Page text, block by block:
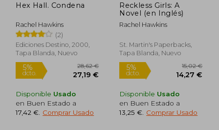
5%
dcto. 18,24 €
5%
dcto. 22,80
Hex Hall. Condena
Rachel Hawkins
(2)
Ediciones Destino, 2000,
Tapa Blanda, Nuevo
Disponible Usado
en Buen Estado a
17,42 € Comprar Usado
Reckless Girls: A
Novel (en Inglés)
Rachel Hawkins
St. Martin's Paperbacks,
Tapa Blanda, Nuevo
Disponible Usado
en Buen Estado a
13,25 € Comprar Usado